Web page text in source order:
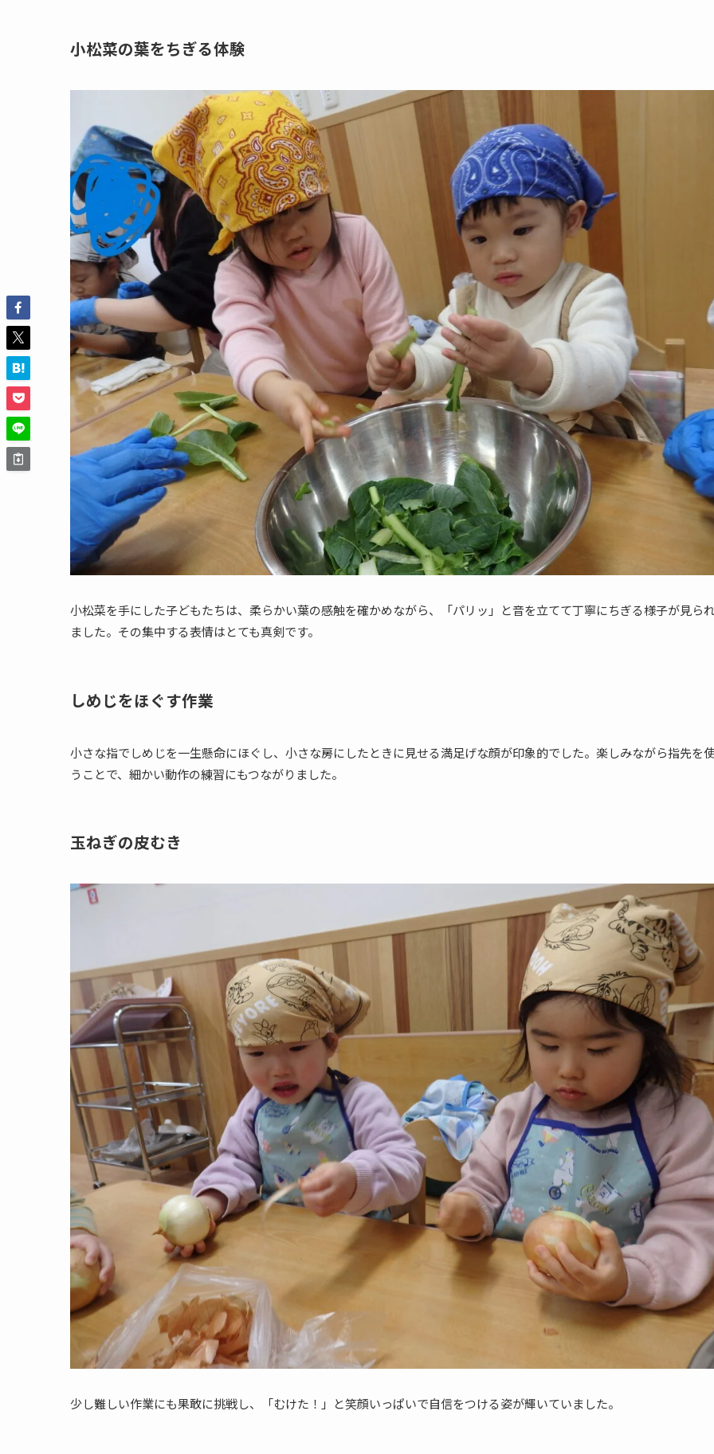
小松菜の葉をちぎる体験
小松菜を手にした子どもたちは、柔らかい葉の感触を確かめながら、「パリッ」と音を立てて丁寧にちぎる様子が見ら
ました。その集中する表情はとても真剣です。
しめじをほぐす作業
小さな指でしめじを一生懸命にほぐし、小さな房にしたときに見せる満足げな顔が印象的でした。楽しみながら指先を
うことで、細かい動作の練習にもつながりました。
玉ねぎの皮むき
少し難しい作業にも果敢に挑戦し、「むけた！」と笑顔いっぱいで自信をつける姿が輝いていました。